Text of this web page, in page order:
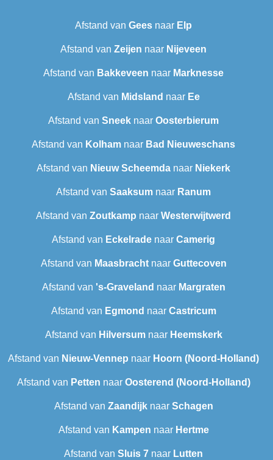
Afstand van Gees naar Elp
Afstand van Zeijen naar Nijeveen
Afstand van Bakkeveen naar Marknesse
Afstand van Midsland naar Ee
Afstand van Sneek‎ naar Oosterbierum
Afstand van Kolham naar Bad Nieuweschans
Afstand van Nieuw Scheemda naar Niekerk
Afstand van Saaksum naar Ranum
Afstand van Zoutkamp naar Westerwijtwerd
Afstand van Eckelrade naar Camerig
Afstand van Maasbrachtnaar Guttecoven
Afstand van 's-Graveland naar Margraten
Afstand van Egmond naar Castricum
Afstand van Hilversumnaar Heemskerk
Afstand van Nieuw-Vennep naar Hoorn (Noord-Holland)
Afstand van Petten naar Oosterend (Noord-Holland)
Afstand van Zaandijknaar Schagen
Afstand van Kampen naar Hertme
Afstand van Sluis 7 naar Lutten